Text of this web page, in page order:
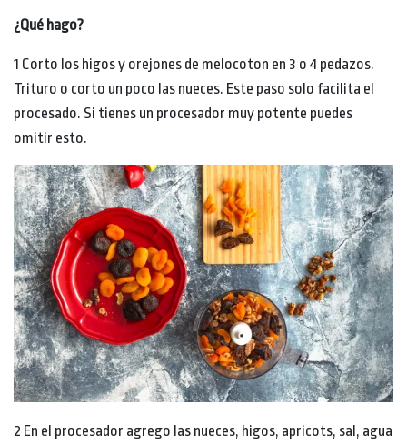
¿Qué hago?
1 Corto los higos y orejones de melocoton en 3 o 4 pedazos.
Trituro o corto un poco las nueces. Este paso solo facilita el
procesado. Si tienes un procesador muy potente puedes
omitir esto.
2 En el procesador agrego las nueces, higos, apricots, sal, agua